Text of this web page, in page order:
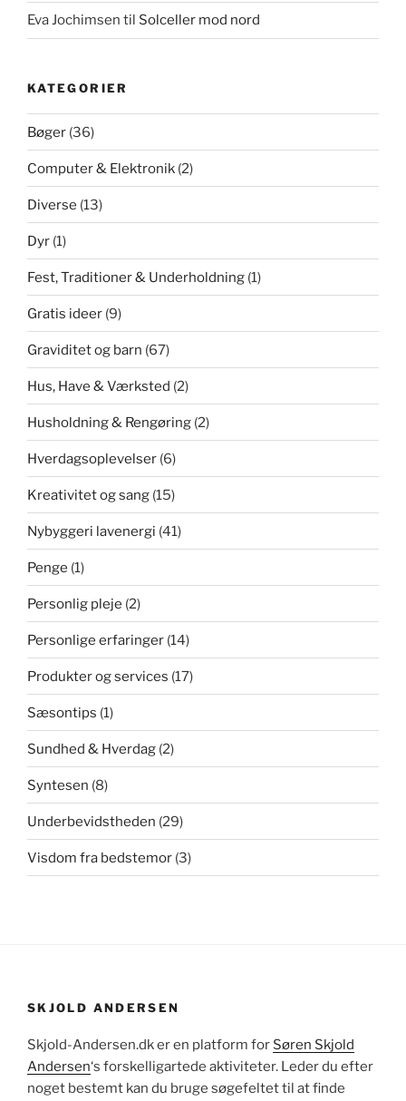
Eva Jochimsen til Solceller mod nord
KATEGORIER
Bøger (36)
Computer & Elektronik (2)
Diverse (13)
Dyr (1)
Fest, Traditioner & Underholdning (1)
Gratis ideer (9)
Graviditet og barn (67)
Hus, Have & Værksted (2)
Husholdning & Rengøring (2)
Hverdagsoplevelser (6)
Kreativitet og sang (15)
Nybyggeri lavenergi (41)
Penge (1)
Personlig pleje (2)
Personlige erfaringer (14)
Produkter og services (17)
Sæsontips (1)
Sundhed & Hverdag (2)
Syntesen (8)
Underbevidstheden (29)
Visdom fra bedstemor (3)
SKJOLD ANDERSEN
Skjold-Andersen.dk er en platform for Søren Skjold
Andersen‘s forskelligartede aktiviteter. Leder du efter
noget bestemt kan du bruge søgefeltet til at finde